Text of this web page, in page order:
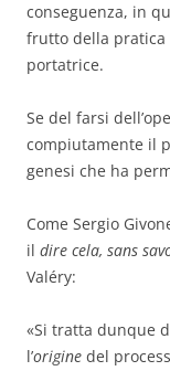
conseguenza, in
frutto della pratica
portatrice.
Se del farsi
compiutamente il
genesi che ha
Come Sergio
il dire cela, sans
Valéry:
«Si tratta dunque
l’origine del